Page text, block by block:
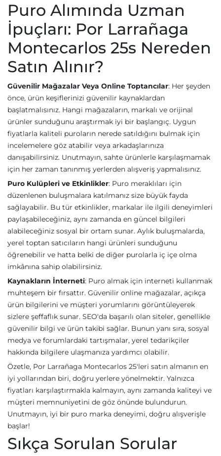
Puro Alımında Uzman
İpuçları: Por Larrañaga
Montecarlos 25s Nereden
Satın Alınır?
Güvenilir Mağazalar Veya Online Toptancılar: Her şeyden
önce, ürün keşiflerinizi güvenilir kaynaklardan
başlatmalısınız. Hangi mağazaların, markalı ve orijinal
ürünler sunduğunu araştırmak iyi bir başlangıç. Uygun
fiyatlarla kaliteli puroların nerede satıldığını bulmak için
incelemelere göz atabilir veya arkadaşlarınıza
danışabilirsiniz. Unutmayın, sahte ürünlerle karşılaşmamak
için her zaman tanınmış yerlerden alışveriş yapmalısınız.
Puro Kulüpleri ve Etkinlikler: Puro meraklıları için
düzenlenen buluşmalara katılmanız size büyük fayda
sağlayabilir. Bu tür etkinlikler, markalar ile ilgili deneyimleri
paylaşabileceğiniz, aynı zamanda en güncel bilgileri
alabileceğiniz sosyal bir ortam sunar. Aylık buluşmalarda,
yerel toptan satıcıların hangi ürünleri sunduğunu
öğrenebilir ve hatta belki de diğer purolarla iç içe olma
imkânına sahip olabilirsiniz.
Kaynakların İnterneti: Puro almak için interneti kullanmak
muhteşem bir fırsattır. Güvenilir online mağazalar, açıkça
ürün bilgilerini ve müşteri yorumlarını görüntüleyerek
sizlere şeffaflık sunar. SEO'da başarılı olan siteler, genellikle
güvenilir bilgi ve ürün takibi sağlar. Bunun yanı sıra, sosyal
medya ve forumlardaki tartışmalar, yerel tedarikçiler
hakkında bilgilere ulaşmanıza yardımcı olabilir.
Özetle, Por Larrañaga Montecarlos 25'leri satın almanın en
iyi yollarından biri, doğru yerlere yönelmektir. Yalnızca
fiyatları karşılaştırmakla kalmayın, aynı zamanda kaliteyi ve
müşteri memnuniyetini de göz önünde bulundurun.
Unutmayın, iyi bir puro marka deneyimi, doğru alışverişle
başlar!
Sıkça Sorulan Sorular